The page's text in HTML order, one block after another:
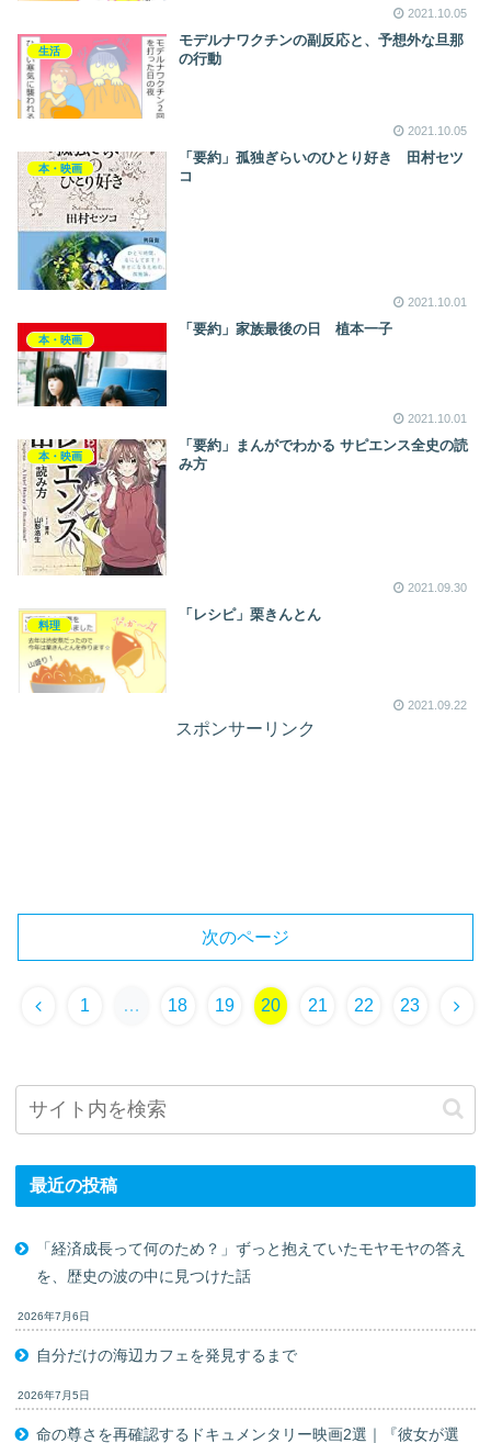
2021.10.05
生活
モデルナワクチンの副反応と、予想外な旦那
の行動
2021.10.05
本・映画
「要約」孤独ぎらいのひとり好き 田村セツ
コ
2021.10.01
本・映画
「要約」家族最後の日 植本一子
2021.10.01
本・映画
「要約」まんがでわかる サピエンス全史の読
み方
2021.09.30
料理
「レシピ」栗きんとん
2021.09.22
スポンサーリンク
次のページ
1 … 18 19 20 21 22 23
最近の投稿
「経済成長って何のため？」ずっと抱えていたモヤモヤの答え
を、歴史の波の中に見つけた話
2026年7月6日
自分だけの海辺カフェを発見するまで
2026年7月5日
命の尊さを再確認するドキュメンタリー映画2選｜『彼女が選